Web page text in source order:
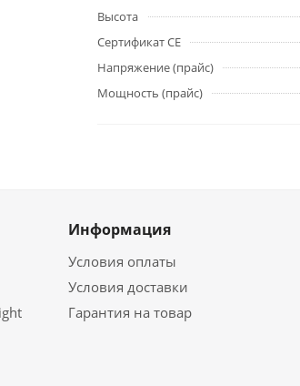
Высота
Сертификат CE
Напряжение (прайс)
Мощность (прайс)
Информация
Условия оплаты
Условия доставки
Гарантия на товар